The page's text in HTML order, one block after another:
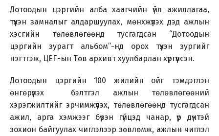
Дотоодын цэргийн алба хаагчийн үйл ажиллагаа,
түүхэн замналыг алдаршуулах, мөнхжүүлэх дэд ажлын
хэсгийн төлөвлөгөөнд тусгагдсан “Дотоодын
цэргийн зурагт альбом”-нд орох түүхэн зургийг
нэгтгэж, ЦЕГ-ын Төв архивт хуулбарлан хүргүүлсэн.
Дотоодын цэргийн 100 жилийн ойг тэмдэглэн
өнгөрүүлэх бэлтгэл ажлын төлөвлөгөөний
хэрэгжилтийг эрчимжүүлэх, төлөвлөгөөнд тусгагдсан
ажил, арга хэмжээг бүрэн гүйцэд чанар, үр дүнтэй
зохион байгуулах чиглэлээр зөвлөмж, ажлын чиглэл